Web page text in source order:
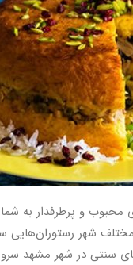
و پرطرفدار به
شهر رستوران‌هایی
سنتی در شهر مشهد سرو